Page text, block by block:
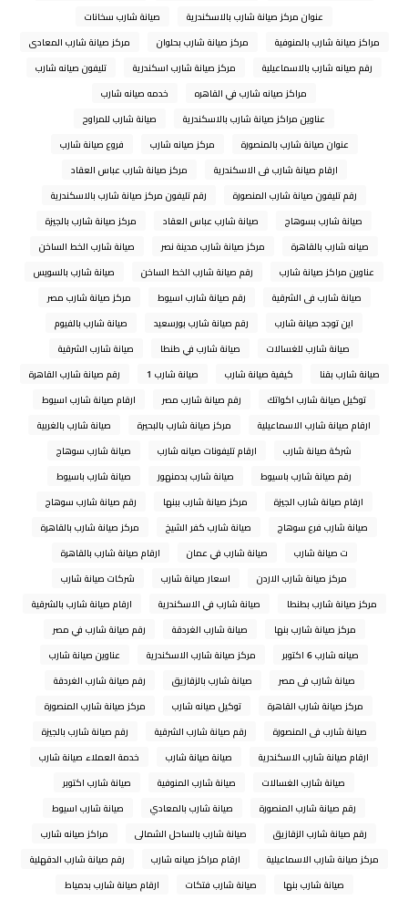
عنوان مركز صيانة شارب بالاسكندرية
صيانة شارب سخانات
مراكز صيانة شارب بالمنوفية
مركز صيانة شارب بحلوان
مركز صيانة شارب المعادى
رقم صيانه شارب بالاسماعيلية
مركز صيانة شارب اسكندرية
تليفون صيانه شارب
مراكز صيانه شارب في القاهره
خدمه صيانه شارب
عناوين مراكز صيانة شارب بالاسكندرية
صيانة شارب للمراوح
عنوان صيانة شارب بالمنصورة
مركز صيانه شارب
فروع صيانة شارب
ارقام صيانة شارب فى الاسكندرية
مركز صيانة شارب عباس العقاد
رقم تليفون صيانة شارب المنصورة
رقم تليفون مركز صيانة شارب بالاسكندرية
صيانة شارب بسوهاج
صيانة شارب عباس العقاد
مركز صيانة شارب بالجيزة
صيانه شارب بالقاهرة
مركز صيانة شارب مدينة نصر
صيانة شارب الخط الساخن
عناوين مراكز صيانة شارب
رقم صيانة شارب الخط الساخن
صيانة شارب بالسويس
صيانة شارب فى الشرقية
رقم صيانة شارب اسيوط
مركز صيانة شارب مصر
اين توجد صيانة شارب
رقم صيانة شارب بورسعيد
صيانة شارب بالفيوم
صيانة شارب للغسالات
صيانة شارب في طنطا
صيانة شارب الشرقية
صيانة شارب بقنا
كيفية صيانة شارب صيانة شارب 1
رقم صيانة شارب القاهرة
توكيل صيانة شارب اكواتك
رقم صيانة شارب مصر
ارقام صيانة شارب اسيوط
ارقام صيانة شارب الاسماعيلية
مركز صيانة شارب بالبحيرة
صيانة شارب بالغربية
شركة صيانة شارب
ارقام تليفونات صيانه شارب
صيانة شارب سوهاج
رقم صيانة شارب باسيوط
صيانة شارب بدمنهور
صيانة شارب باسيوط
ارقام صيانة شارب الجيزة
مركز صيانة شارب ببنها
رقم صيانة شارب سوهاج
صيانة شارب فرع سوهاج
صيانة شارب كفر الشيخ
مركز صيانة شارب بالقاهرة
ت صيانة شارب
صيانة شارب في عمان
ارقام صيانة شارب بالقاهرة
مركز صيانة شارب الاردن
اسعار صيانة شارب
شركات صيانة شارب
مركز صيانة شارب بطنطا
صيانة شارب في الاسكندرية
ارقام صيانة شارب بالشرقية
مركز صيانة شارب بنها
صيانة شارب الغردقة
رقم صيانة شارب في مصر
صيانه شارب 6 اكتوبر
مركز صيانة شارب الاسكندرية
عناوين صيانة شارب
صيانة شارب فى مصر
صيانة شارب بالزقازيق
رقم صيانة شارب الغردقة
مركز صيانة شارب القاهرة
توكيل صيانه شارب
مركز صيانة شارب المنصورة
صيانة شارب فى المنصورة
رقم صيانة شارب الشرقية
رقم صيانة شارب بالجيزة
ارقام صيانة شارب الاسكندرية
صيانة صيانة شارب
خدمة العملاء صيانة شارب
صيانة شارب الغسالات
صيانة شارب المنوفية
صيانة شارب اكتوبر
رقم صيانة شارب المنصورة
صيانة شارب بالمعادي
صيانة شارب اسيوط
رقم صيانة شارب الزقازيق
صيانة شارب بالساحل الشمالى
مراكز صيانه شارب
مركز صيانة شارب الاسماعيلية
ارقام مراكز صيانه شارب
رقم صيانة شارب الدقهلية
صيانة شارب بنها
صيانة شارب فتكات
ارقام صيانة شارب بدمياط